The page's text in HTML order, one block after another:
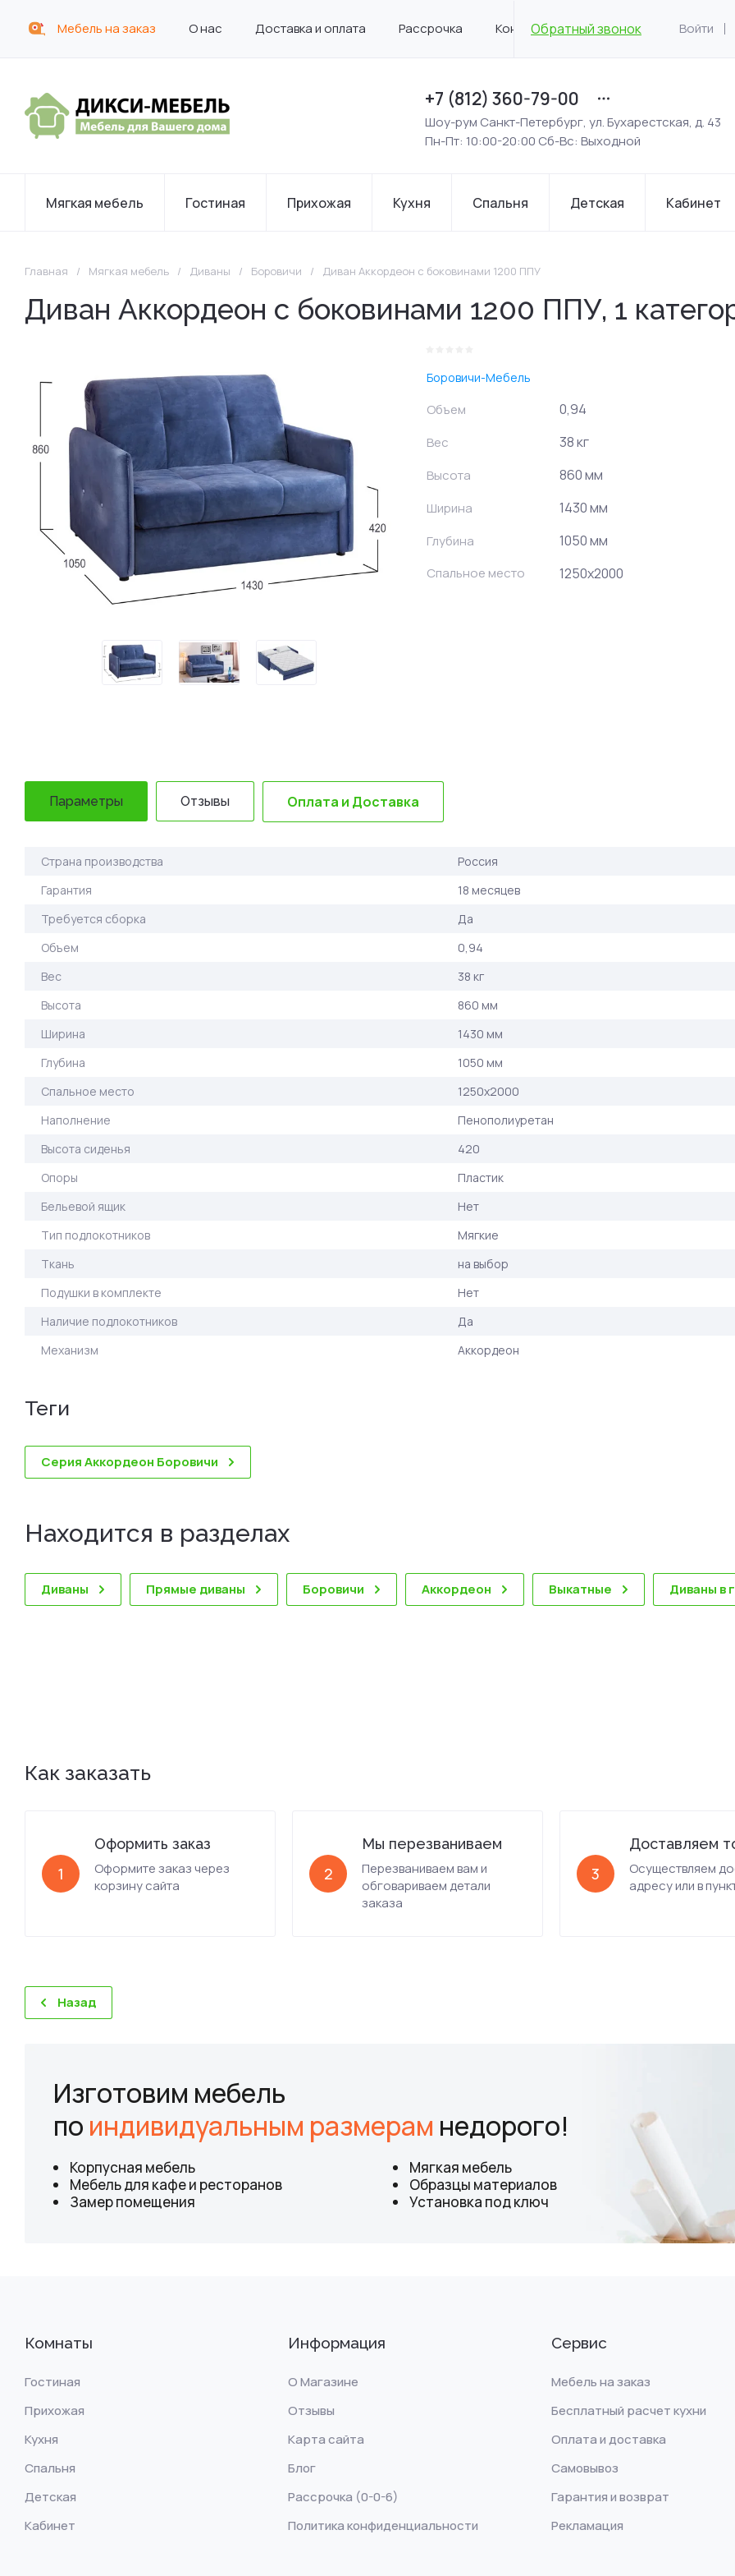
Мебель на заказ О нас Доставка и оплата Рассрочка КонтактыОбратный звонок Войти
+7 (812) 360-79-00
Шоу-рум Санкт-Петербург, ул. Бухарестская, д. 43
Пн-Пт: 10:00-20:00 Сб-Вс: Выходной
Мягкая мебель Гостиная Прихожая Кухня Спальня Детская Кабинет
Главная / Мягкая мебель / Диваны / Боровичи / Диван Аккордеон с боковинами 1200 ППУ
Диван Аккордеон с боковинами 1200 ППУ, 1
Боровичи-Мебель
Объем 0,94
Вес 38 кг
Высота 860 мм
Ширина 1430 мм
Глубина 1050 мм
Спальное место 1250х2000
Параметры Отзывы Оплата и Доставка
Страна производства
Россия
Гарантия
18 месяцев
Требуется сборка
Да
Объем
0,94
Вес
38 кг
Высота
860 мм
Ширина
1430 мм
Глубина
1050 мм
Спальное место
1250х2000
Наполнение
Пенополиуретан
Высота сиденья
420
Опоры
Пластик
Бельевой ящик
Нет
Тип подлокотников
Мягкие
Ткань
на выбор
Подушки в комплекте
Нет
Наличие подлокотников
Да
Механизм
Аккордеон
теги
Серия Аккордеон Боровичи
Находится в разделах
Диваны Прямые диваны Боровичи Аккордеон Выкатные Диваны в
Как заказать
1
Оформить заказ
Оформите заказ через
корзину сайта
2
Мы перезваниваем
Перезваниваем вам и
обговариваем детали
заказа
3
Доставляем
Осуществляем
адресу или в
Назад
Изготовим мебель
по индивидуальным размерам недорого!
Корпусная мебель
Мягкая мебель
Мебель для кафе и ресторанов
Образцы материалов
Замер помещения
Установка под ключ
Комнаты
Гостиная
Прихожая
Кухня
Спальня
Детская
Кабинет
Информация
О Магазине
Отзывы
Карта сайта
Блог
Рассрочка (0-0-6)
Политика конфиденциальности
Сервис
Мебель на заказ
Бесплатный расчет кухни
Оплата и доставка
Самовывоз
Гарантия и возврат
Рекламация